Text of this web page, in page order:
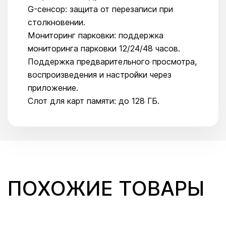
G-сенсор: защита от перезаписи при
столкновении.
Мониторинг парковки: поддержка
мониторинга парковки 12/24/48 часов.
Поддержка предварительного просмотра,
воспроизведения и настройки через
приложение.
Слот для карт памяти: до 128 ГБ.
ПОХОЖИЕ ТОВАРЫ